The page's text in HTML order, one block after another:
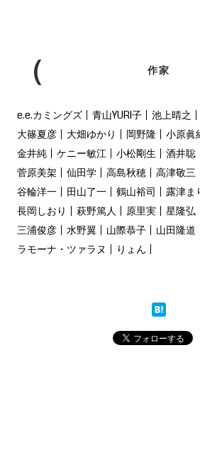
作家
e.e.カミングズ 青山YURI子 池上晴之
大篠夏彦
大畑ゆかり 岡野隆 小原眞
金井純
ケニー敏江 小松剛生 酒井聡
菅原美架
仙田学 高島秋穂 高津敬三
谷輪洋一
田山了一 鶴山裕司 露津ま
長岡しおり
萩野篤人 原里実 星隆弘
三浦俊彦
水野翼 山際恭子 山田隆道
ラモーナ・ツァラヌ
りょん